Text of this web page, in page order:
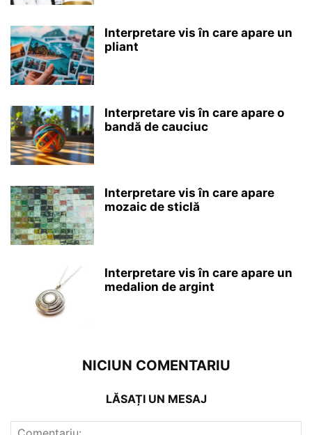
Interpretare vis în care apare un
pliant
Interpretare vis în care apare o
bandă de cauciuc
Interpretare vis în care apare
mozaic de sticlă
Interpretare vis în care apare un
medalion de argint
NICIUN COMENTARIU
LĂSAȚI UN MESAJ